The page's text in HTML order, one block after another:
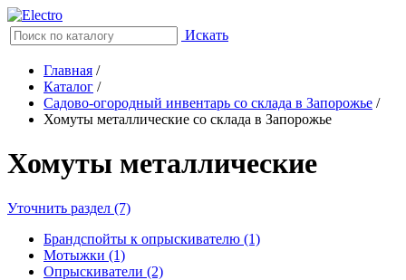
Искать
Главная /
Каталог /
Садово-огородный инвентарь со склада в Запорожье /
Хомуты металлические со склада в Запорожье
Хомуты металлические
Уточнить раздел (7)
Брандспойты к опрыскивателю (1)
Мотыжки (1)
Опрыскиватели (2)